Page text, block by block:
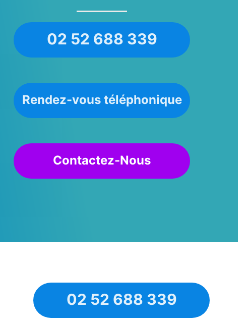
02 52 688 339
Rendez-vous téléphonique
Contactez-Nous
02 52 688 339